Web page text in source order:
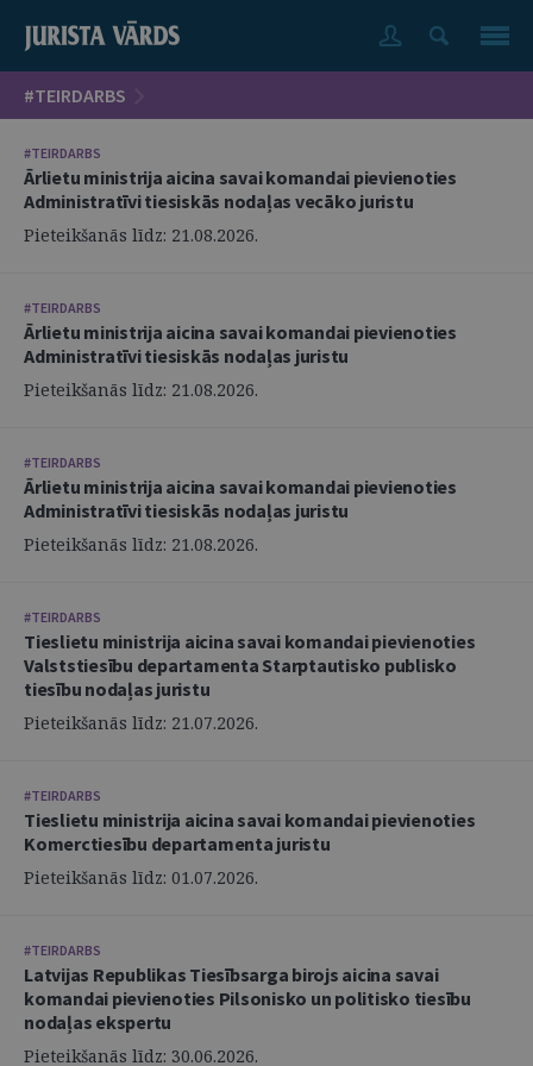
#TEIRDARBS
#TEIRDARBS
Ārlietu ministrija aicina savai komandai pievienoties
Administratīvi tiesiskās nodaļas vecāko juristu
Pieteikšanās līdz: 21.08.2026.
#TEIRDARBS
Ārlietu ministrija aicina savai komandai pievienoties
Administratīvi tiesiskās nodaļas juristu
Pieteikšanās līdz: 21.08.2026.
#TEIRDARBS
Ārlietu ministrija aicina savai komandai pievienoties
Administratīvi tiesiskās nodaļas juristu
Pieteikšanās līdz: 21.08.2026.
#TEIRDARBS
Tieslietu ministrija aicina savai komandai pievienoties
Valststiesību departamenta Starptautisko publisko
tiesību nodaļas juristu
Pieteikšanās līdz: 21.07.2026.
#TEIRDARBS
Tieslietu ministrija aicina savai komandai pievienoties
Komerctiesību departamenta juristu
Pieteikšanās līdz: 01.07.2026.
#TEIRDARBS
Latvijas Republikas Tiesībsarga birojs aicina savai
komandai pievienoties Pilsonisko un politisko tiesību
nodaļas ekspertu
Pieteikšanās līdz: 30.06.2026.